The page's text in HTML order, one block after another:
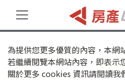
為提供您更多優質的內容，本網
若繼續閱覽本網站內容，即表示
關於更多 cookies 資訊請閱讀我